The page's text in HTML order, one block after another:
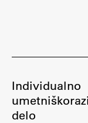
Individualno
delo